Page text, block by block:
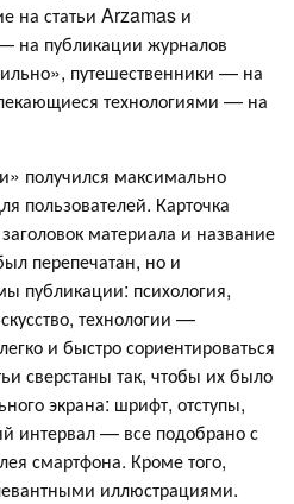
на статьи Arzamas и
на публикации журналов
путешественники — на
технологиями — на
получился максимально
пользователей. Карточка
материала и название
перепечатан, но и
публикации: психология,
технологии —
и быстро сориентироваться
сверстаны так, чтобы их было
экрана: шрифт, отступы,
интервал — все подобрано с
смартфона. Кроме того,
иллюстрациями.